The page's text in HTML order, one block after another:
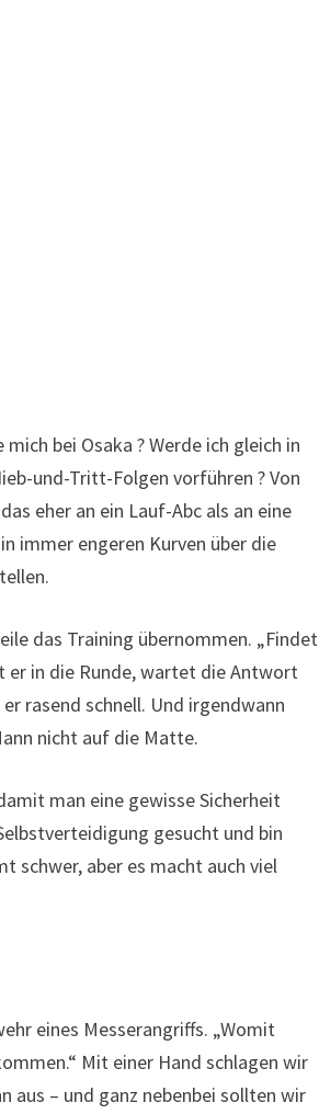
bei Osaka ? Werde ich gleich in
und-Tritt-Folgen vorführen ? Von
eher an ein Lauf-Abc als an eine
immer engeren Kurven über die
das Training übernommen. „Findet
er in die Runde, wartet die Antwort
rasend schnell. Und irgendwann
nicht auf die Matte.
man eine gewisse Sicherheit
gesucht und bin
schwer, aber es macht auch viel
eines Messerangriffs. „Womit
Mit einer Hand schlagen wir
aus – und ganz nebenbei sollten wir